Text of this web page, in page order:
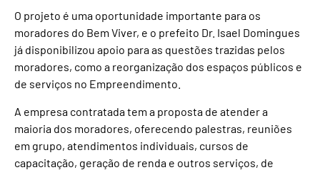
O projeto é uma oportunidade importante para os
moradores do Bem Viver, e o prefeito Dr. Isael Domingues
já disponibilizou apoio para as questões trazidas pelos
moradores, como a reorganização dos espaços públicos e
de serviços no Empreendimento.
A empresa contratada tem a proposta de atender a
maioria dos moradores, oferecendo palestras, reuniões
em grupo, atendimentos individuais, cursos de
capacitação, geração de renda e outros serviços, de